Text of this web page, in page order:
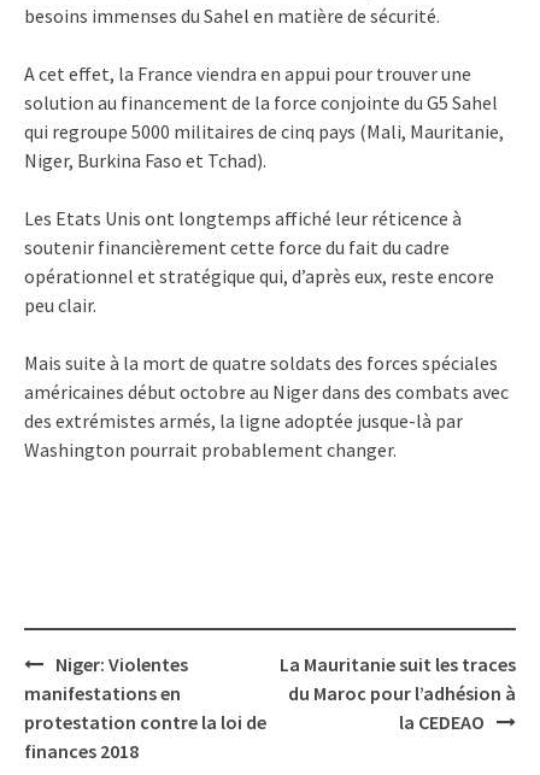
besoins immenses du Sahel en matière de sécurité.
A cet effet, la France viendra en appui pour trouver une
solution au financement de la force conjointe du G5 Sahel
qui regroupe 5000 militaires de cinq pays (Mali, Mauritanie,
Niger, Burkina Faso et Tchad).
Les Etats Unis ont longtemps affiché leur réticence à
soutenir financièrement cette force du fait du cadre
opérationnel et stratégique qui, d’après eux, reste encore
peu clair.
Mais suite à la mort de quatre soldats des forces spéciales
américaines début octobre au Niger dans des combats avec
des extrémistes armés, la ligne adoptée jusque-là par
Washington pourrait probablement changer.
Post
navigation
Niger: Violentes
manifestations en
protestation contre la loi de
finances 2018
La Mauritanie suit les traces
du Maroc pour l’adhésion à
la CEDEAO